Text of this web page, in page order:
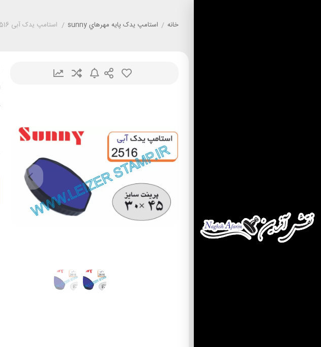
خانه / استامپ يدک پايه مهرهاي sunny / استامپ یدک آبی sunny 2516